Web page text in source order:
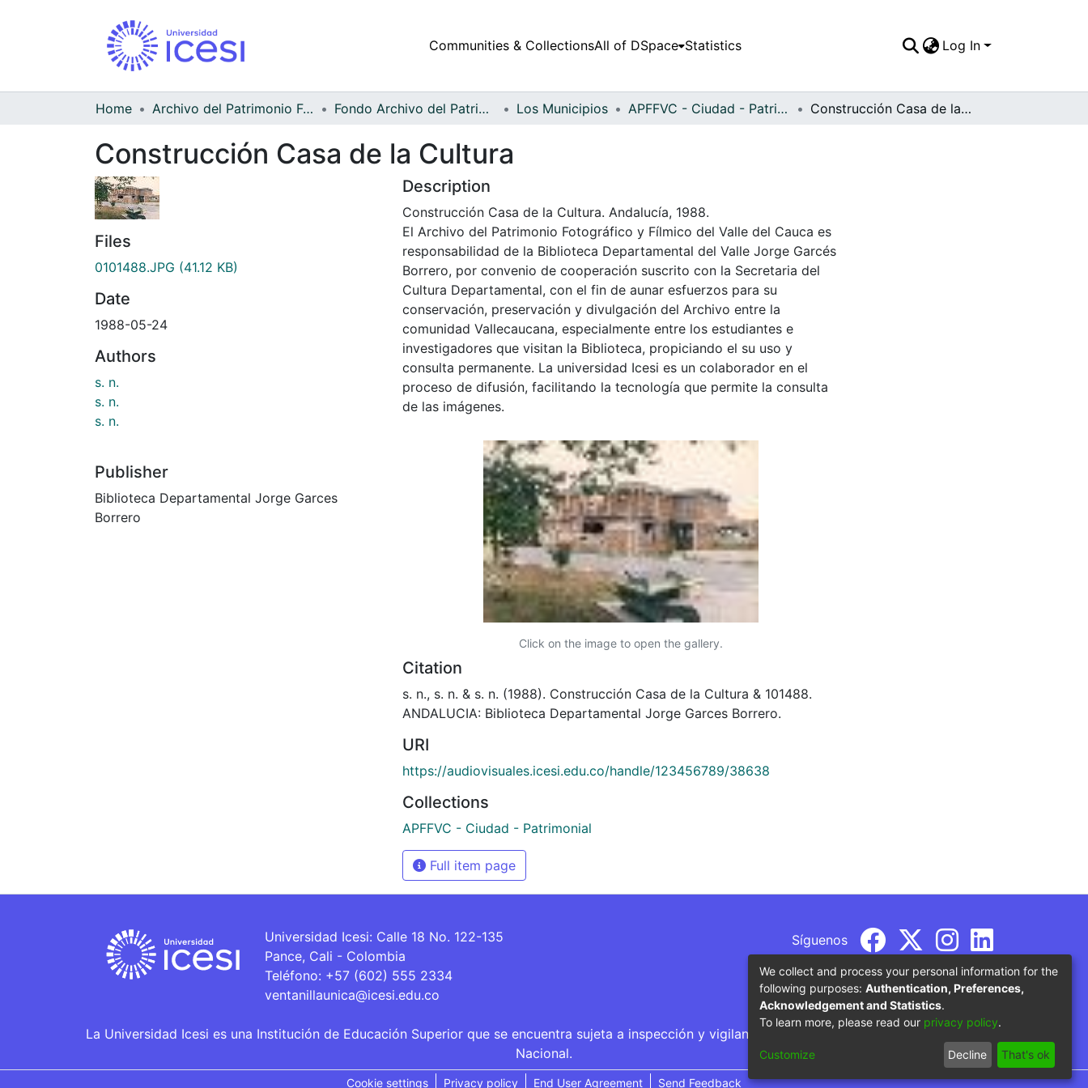
Communities & CollectionsAll of DSpace Statistics Log In
Home Archivo del Patrimonio Fotográfico y Fílmico del Valle del Cauca Fondo Archivo del Patrimonio Fotográfico y Fílmico del Valle del Cauca Los Municipios APFFVC - Ciudad - Patrimonial Construcción Casa de la Cultura
Construcción Casa de la Cultura
Files
0101488.JPG (41.12 KB)
Date
1988-05-24
Authors
s. n.
s. n.
s. n.
Publisher
Biblioteca Departamental Jorge Garces
Borrero
Description
Construcción Casa de la Cultura. Andalucía, 1988.
El Archivo del Patrimonio Fotográfico y Fílmico del Valle del Cauca es
responsabilidad de la Biblioteca Departamental del Valle Jorge Garcés
Borrero, por convenio de cooperación suscrito con la Secretaria del
Cultura Departamental, con el fin de aunar esfuerzos para su
conservación, preservación y divulgación del Archivo entre la
comunidad Vallecaucana, especialmente entre los estudiantes e
investigadores que visitan la Biblioteca, propiciando el su uso y
consulta permanente. La universidad Icesi es un colaborador en el
proceso de difusión, facilitando la tecnología que permite la consulta
de las imágenes.
Click on the image to open the gallery.
Citation
s. n., s. n. & s. n. (1988). Construcción Casa de la Cultura & 101488.
ANDALUCIA: Biblioteca Departamental Jorge Garces Borrero.
URI
https://audiovisuales.icesi.edu.co/handle/123456789/38638
Collections
APFFVC - Ciudad - Patrimonial
Full item page
Universidad Icesi: Calle 18 No. 122-135
Pance, Cali - Colombia
Teléfono: +57 (602) 555 2334
ventanillaunica@icesi.edu.co
Síguenos
La Universidad Icesi es una Institución de Educación Superior que se encuentra sujeta a inspección y vigilancia por parte del Ministerio de Educación
Nacional.
Cookie settings Privacy policy End User Agreement Send Feedback
We collect and process your personal information for the
following purposes: Authentication, Preferences,
Acknowledgement and Statistics.
To learn more, please read our privacy policy.
Customize Decline That's ok